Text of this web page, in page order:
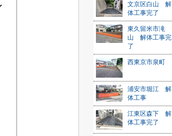
文京区白山 解
体工事完了
東久留米市滝
山 解体工事完
了
西東京市泉町
浦安市堀江 解
体工事
江東区森下 解
体工事完了